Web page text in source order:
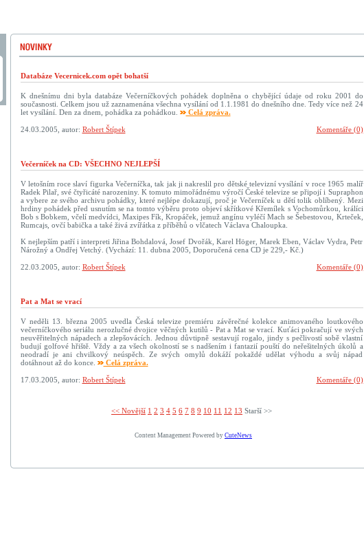
Databáze Vecernicek.com opět bohatší
K dnešnímu dni byla databáze Večerníčkových pohádek doplněna o chybějící údaje od roku 2001 do
současnosti. Celkem jsou už zaznamenána všechna vysílání od 1.1.1981 do dnešního dne. Tedy více než 24
let vysílání. Den za dnem, pohádka za pohádkou.
Celá zpráva.
Komentáře (0)
24.03.2005, autor: Robert Štípek
Večerníček na CD: VŠECHNO NEJLEPŠÍ
V letošním roce slaví figurka Večerníčka, tak jak ji nakreslil pro dětské televizní vysílání v roce 1965 malíř
Radek Pilař, své čtyřicáté narozeniny. K tomuto mimořádnému výročí České televize se připojí i Supraphon
a vybere ze svého archivu pohádky, které nejlépe dokazují, proč je Večerníček u dětí tolik oblíbený. Mezi
hrdiny pohádek před usnutím se na tomto výběru proto objeví skřítkové Křemílek s Vochomůrkou, králíci
Bob s Bobkem, včelí medvídci, Maxipes Fík, Kropáček, jemuž angínu vyléčí Mach se Šebestovou, Krteček,
Rumcajs, ovčí babička a také živá zvířátka z příběhů o vlčatech Václava Chaloupka.
K nejlepším patří i interpreti Jiřina Bohdalová, Josef Dvořák, Karel Höger, Marek Eben, Václav Vydra, Petr
Nárožný a Ondřej Vetchý. (Vychází: 11. dubna 2005, Doporučená cena CD je 229,- Kč.)
Komentáře (0)
22.03.2005, autor: Robert Štípek
Pat a Mat se vrací
V neděli 13. března 2005 uvedla Česká televize premiéru závěrečné kolekce animovaného loutkového
večerníčkového seriálu nerozlučné dvojice věčných kutilů - Pat a Mat se vrací. Kuťáci pokračují ve svých
neuvěřitelných nápadech a zlepšovácích. Jednou důvtipně sestavují rogalo, jindy s pečlivostí sobě vlastní
budují golfové hřiště. Vždy a za všech okolností se s nadšením i fantazií pouští do neřešitelných úkolů a
neodradí je ani chvilkový neúspěch. Ze svých omylů dokáží pokaždé udělat výhodu a svůj nápad
dotáhnout až do konce.
Celá zpráva.
Komentáře (0)
17.03.2005, autor: Robert Štípek
<< Novější­ 1 2 3 4 5 6 7 8 9 10 11 12 13 Starší >>
Content Management Powered by CuteNews